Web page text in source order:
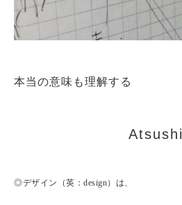
本当の意味も理解する
Atsushi
◎デザイン（英：design）は、